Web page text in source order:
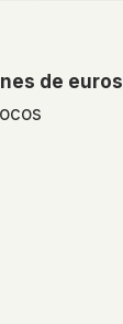
de euros